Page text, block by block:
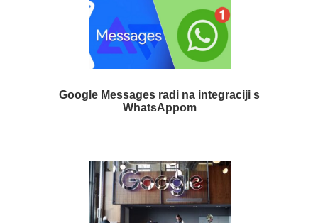
Google Messages radi na integraciji s
WhatsAppom